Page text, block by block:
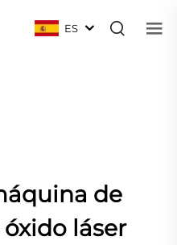
ES
de
láser